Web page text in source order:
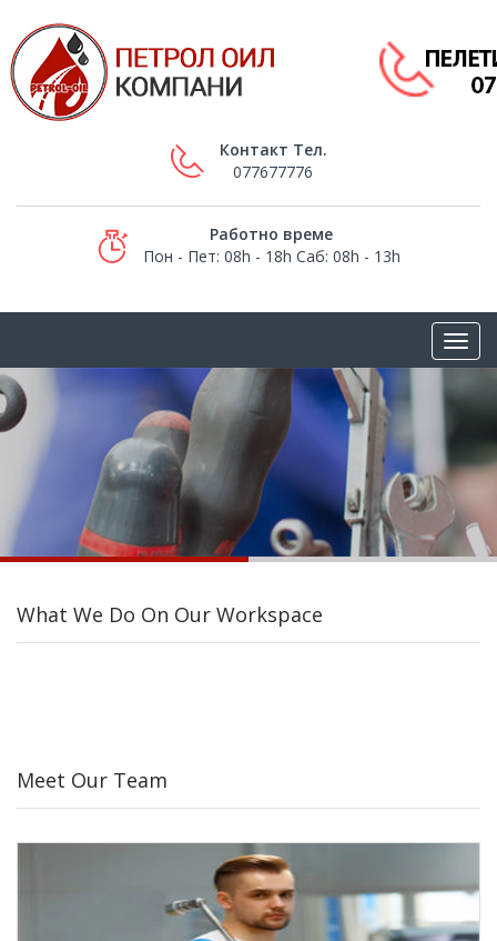
Контакт Тел.
077677776
Работно време
Пон - Пет: 08h - 18h Саб: 08h - 13h
What We Do On Our Workspace
Meet Our Team